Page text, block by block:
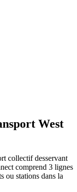
West
collectif desservant
comprend 3 lignes
ou stations dans la